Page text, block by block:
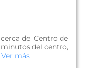
una muy
comercial, donde
Ver más